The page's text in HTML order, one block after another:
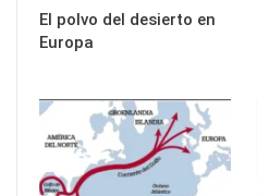
El polvo del desierto en
Europa